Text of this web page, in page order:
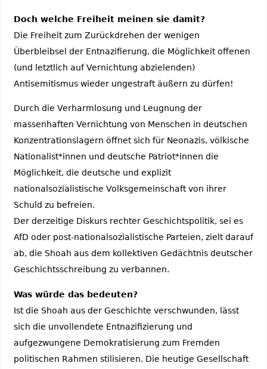
Doch welche Freiheit meinen sie damit?
Die Freiheit zum Zurückdrehen der wenigen
Überbleibsel der Entnazifierung, die Möglichkeit offenen
(und letztlich auf Vernichtung abzielenden)
Antisemitismus wieder ungestraft äußern zu dürfen!
Durch die Verharmlosung und Leugnung der
massenhaften Vernichtung von Menschen in deutschen
Konzentrationslagern öffnet sich für Neonazis, völkische
Nationalist*innen und deutsche Patriot*innen die
Möglichkeit, die deutsche und explizit
nationalsozialistische Volksgemeinschaft von ihrer
Schuld zu befreien.
Der derzeitige Diskurs rechter Geschichtspolitik, sei es
AfD oder post-nationalsozialistische Parteien, zielt darauf
ab, die Shoah aus dem kollektiven Gedächtnis deutscher
Geschichtsschreibung zu verbannen.
Was würde das bedeuten?
Ist die Shoah aus der Geschichte verschwunden, lässt
sich die unvollendete Entnazifizierung und
aufgezwungene Demokratisierung zum Fremden
politischen Rahmen stilisieren. Die heutige Gesellschaft